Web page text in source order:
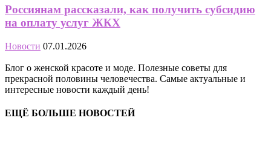
Россиянам рассказали, как получить субсидию
на оплату услуг ЖКХ
Новости 07.01.2026
Блог о женской красоте и моде. Полезные советы для
прекрасной половины человечества. Самые актуальные и
интересные новости каждый день!
ЕЩЁ БОЛЬШЕ НОВОСТЕЙ